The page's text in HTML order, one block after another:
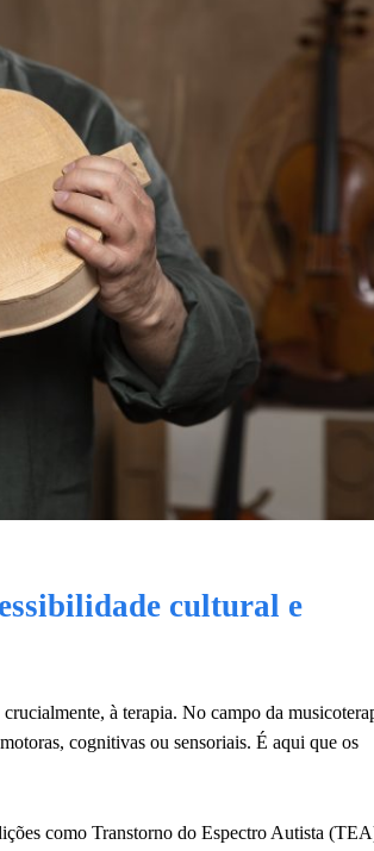
cultural e
à terapia. No campo da
cognitivas ou sensoriais. É aqui que os
como Transtorno do Espectro Autista